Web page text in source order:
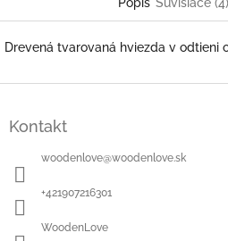
Drevená tvarovaná hviezda v odtieni
Kontakt
woodenlove@woodenlove.sk
+421907216301
WoodenLove